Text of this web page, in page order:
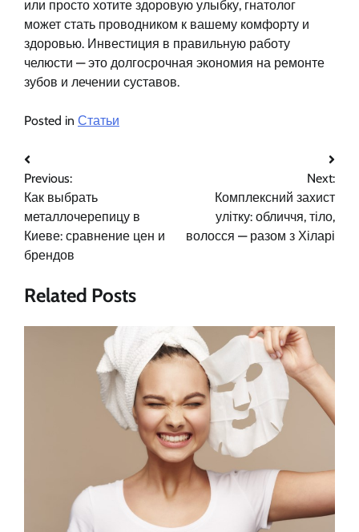
или просто хотите здоровую улыбку, гнатолог
может стать проводником к вашему комфорту и
здоровью. Инвестиция в правильную работу
челюсти — это долгосрочная экономия на ремонте
зубов и лечении суставов.
Posted in Статьи
Навигация
по
записям
Previous:
Как выбрать
металлочерепицу в
Киеве: сравнение цен и
брендов
Next:
Комплексний захист
улітку: обличчя, тіло,
волосся — разом з Хіларі
Related Posts